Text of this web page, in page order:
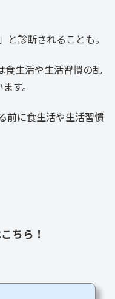
診断されることも。
食生活や生活習慣の乱
す。
前に食生活や生活習慣
ちら！